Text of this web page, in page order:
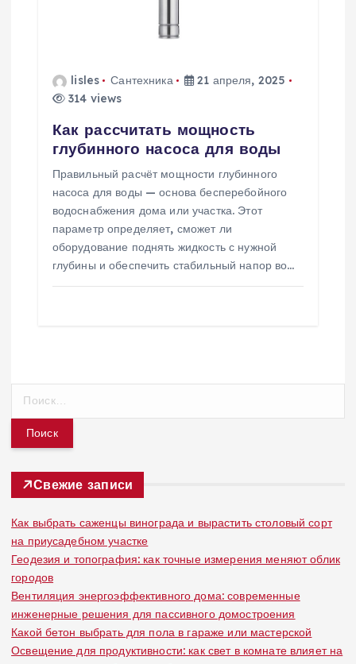
lisles Сантехника
21 апреля, 2025
314 views
Как рассчитать мощность
глубинного насоса для воды
Правильный расчёт мощности глубинного
насоса для воды — основа бесперебойного
водоснабжения дома или участка. Этот
параметр определяет, сможет ли
оборудование поднять жидкость с нужной
глубины и обеспечить стабильный напор во…
т
Свежие записи
Как выбрать саженцы винограда и вырастить столовый сорт
на приусадебном участке
Геодезия и топография: как точные измерения меняют облик
городов
Вентиляция энергоэффективного дома: современные
инженерные решения для пассивного домостроения
Какой бетон выбрать для пола в гараже или мастерской
Освещение для продуктивности: как свет в комнате влияет на